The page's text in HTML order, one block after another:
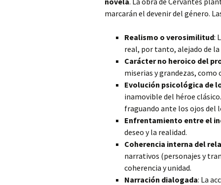
marcarán el devenir del género.
Realismo o verosimilitud:
real, por tanto, alejado de
Carácter no heroico del
miserias y grandezas, como
Evolución psicológica de
inamovible del héroe
fraguando ante los ojos del
Enfrentamiento entre el
deseo y la realidad.
Coherencia interna del
narrativos (personajes y
coherencia y unidad.
Narración dialogada: La